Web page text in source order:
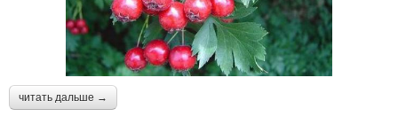
читать дальше →